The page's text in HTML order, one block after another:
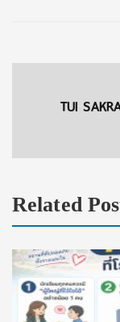
TUI
Related